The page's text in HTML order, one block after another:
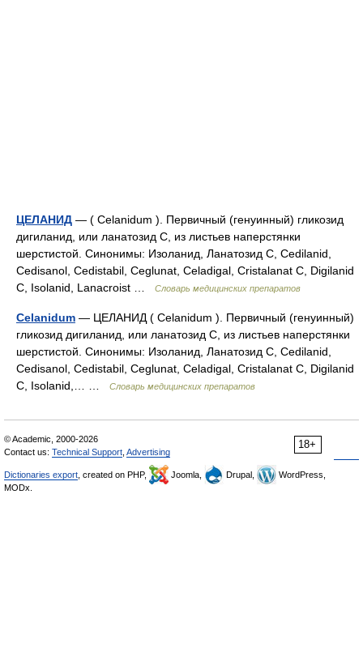
ЦЕЛАНИД — ( Сеlanidum ). Первичный (генуинный) гликозид
дигиланид, или ланатозид С, из листьев наперстянки
шерстистой. Синонимы: Изоланид, Ланатозид С, Cedilanid,
Cedisanol, Cedistabil, Ceglunat, Celadigal, Cristalanat C, Digilanid
C, Isolanid, Lanacroist …
Словарь медицинских препаратов
Celanidum — ЦЕЛАНИД ( Сеlanidum ). Первичный (генуинный)
гликозид дигиланид, или ланатозид С, из листьев наперстянки
шерстистой. Синонимы: Изоланид, Ланатозид С, Cedilanid,
Cedisanol, Cedistabil, Ceglunat, Celadigal, Cristalanat C, Digilanid
C, Isolanid,… …
Словарь медицинских препаратов
18+
© Academic, 2000-2026
Contact us: Technical Support Advertising
Dictionaries export , created on PHP, Joomla, Drupal,
WordPress,
MODx.